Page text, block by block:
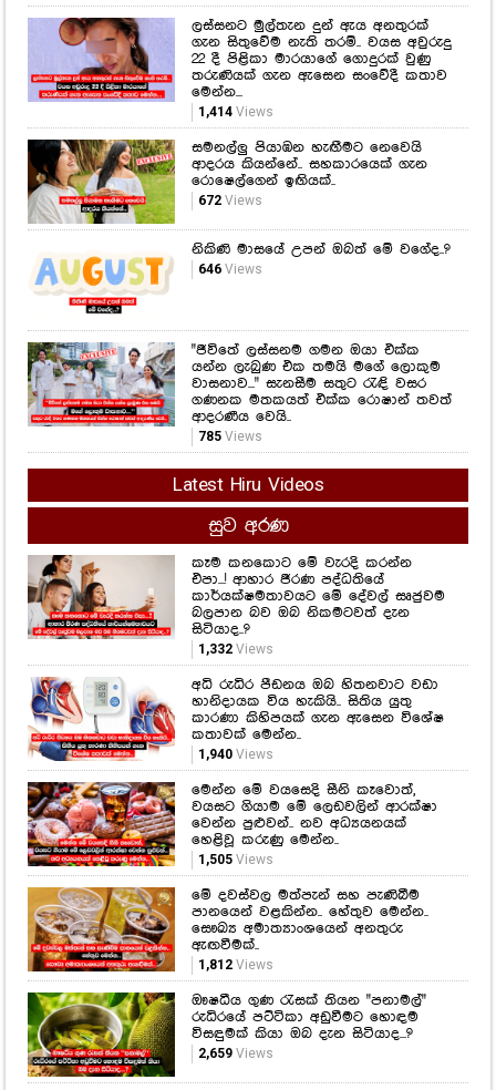
ලස්සනට මුල්තැන දුන් ඇය අනතුරක්
ගැන සිතුවේම නැති තරම්.. වයස අවුරුදු
22 දී පිළිකා මාරයාගේ ගොදුරක් වුණු
තරුණියක් ගැන ඇසෙන සංවේදී කතාව
මෙන්න...
1,414Views
සමනල්ලු පියාඹන හැඟීමට නෙවෙයි
ආදරය කියන්නේ.. සහකාරයෙක් ගැන
රොෂෙල්ගෙන් ඉඟියක්..
672Views
නිකිණි මාසයේ උපන් ඔබත් මේ වගේද..?
646Views
"ජීවිතේ ලස්සනම ගමන ඔයා එක්ක
යන්න ලැබුණ එක තමයි මගේ ලොකුම
වාසනාව..." සැනසීම සතුට රැඳි වසර
ගණනක මතකයත් එක්ක රොෂාන් තවත්
ආදරණීය වෙයි..
785Views
Latest Hiru Videos
සුව අරණ
කෑම කනකොට මේ වැරදි කරන්න
එපා...! ආහාර ජීරණ පද්ධතියේ
කාර්යක්ෂමතාවයට මේ දේවල් සෘජුවම
බලපාන බව ඔබ නිකමටවත් දැන
සිටියාද..?
1,332Views
අධි රුධිර පීඩනය ඔබ හිතනවාට වඩා
හානිදායක විය හැකියි.. සිතිය යුතු
කාරණා කිහිපයක් ගැන ඇසෙන විශේෂ
කතාවක් මෙන්න..
1,940Views
මෙන්න මේ වයසෙදි සීනි කෑවොත්,
වයසට ගියාම මේ ලෙඩවලින් ආරක්ෂා
වෙන්න පුළුවන්.. නව අධ්‍යයනයක්
හෙළිවූ කරුණු මෙන්න..
1,505Views
මේ දවස්වල මත්පැන් සහ පැණිබීම
පානයෙන් වළකින්න.. හේතුව මෙන්න..
සෞඛ්‍ය අමාත්‍යාංශයෙන් අනතුරු
ඇඟවීමක්..
1,812Views
ඖෂධීය ගුණ රැසක් තියන "පනාමල්"
රුධිරයේ පට්ටිකා අඩුවීමට හොඳම
විසඳුමක් කියා ඔබ දැන සිටියාද...?
2,659Views